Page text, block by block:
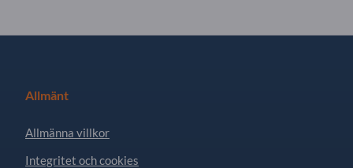
Allmänt
Allmänna villkor
Integritet och cookies